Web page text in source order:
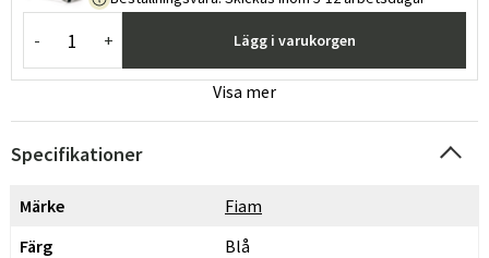
- + Lägg i varukorgen
Visa mer
Specifikationer
Märke
Fiam
Färg
Blå